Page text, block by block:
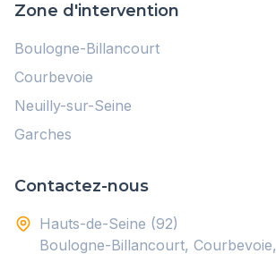
Zone d'intervention
Boulogne-Billancourt
Courbevoie
Neuilly-sur-Seine
Garches
Contactez-nous
Hauts-de-Seine (92)
Boulogne-Billancourt, Courbevoie,